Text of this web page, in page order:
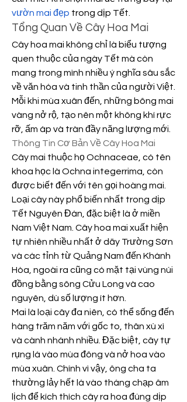
vườn mai đẹp trong dịp Tết.
Tổng Quan Về Cây Hoa Mai
Cây hoa mai không chỉ là biểu tượng
quen thuộc của ngày Tết mà còn
mang trong mình nhiều ý nghĩa sâu sắc
về văn hóa và tinh thần của người Việt.
Mỗi khi mùa xuân đến, những bông mai
vàng nở rộ, tạo nên một không khí rực
rỡ, ấm áp và tràn đầy năng lượng mới.
Thông Tin Cơ Bản Về Cây Hoa Mai
Cây mai thuộc họ Ochnaceae, có tên
khoa học là Ochna integerrima, còn
được biết đến với tên gọi hoàng mai.
Loại cây này phổ biến nhất trong dịp
Tết Nguyên Đán, đặc biệt là ở miền
Nam Việt Nam. Cây hoa mai xuất hiện
tự nhiên nhiều nhất ở dãy Trường Sơn
và các tỉnh từ Quảng Nam đến Khánh
Hòa, ngoài ra cũng có mặt tại vùng núi
đồng bằng sông Cửu Long và cao
nguyên, dù số lượng ít hơn.
Mai là loại cây đa niên, có thể sống đến
hàng trăm năm với gốc to, thân xù xì
và cành nhánh nhiều. Đặc biệt, cây tự
rụng lá vào mùa đông và nở hoa vào
mùa xuân. Chính vì vậy, ông cha ta
thường lảy hết lá vào tháng chạp âm
lịch để kích thích cây ra hoa đúng dịp